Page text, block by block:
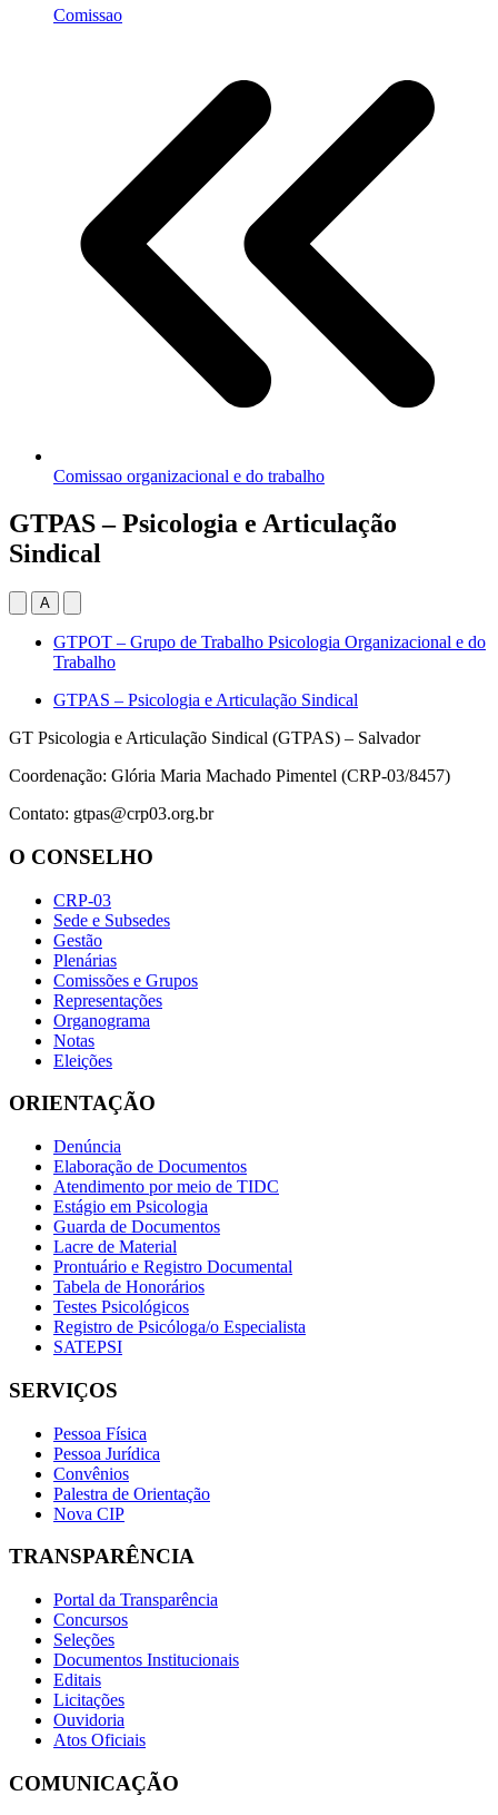
Comissao
Comissao organizacional e do trabalho
GTPAS – Psicologia e Articulação
Sindical
A
GTPOT – Grupo de Trabalho Psicologia Organizacional e do
Trabalho
GTPAS – Psicologia e Articulação Sindical
GT Psicologia e Articulação Sindical (GTPAS) – Salvador
Coordenação: Glória Maria Machado Pimentel (CRP-03/8457)
Contato: gtpas@crp03.org.br
O CONSELHO
CRP-03
Sede e Subsedes
Gestão
Plenárias
Comissões e Grupos
Representações
Organograma
Notas
Eleições
ORIENTAÇÃO
Denúncia
Elaboração de Documentos
Atendimento por meio de TIDC
Estágio em Psicologia
Guarda de Documentos
Lacre de Material
Prontuário e Registro Documental
Tabela de Honorários
Testes Psicológicos
Registro de Psicóloga/o Especialista
SATEPSI
SERVIÇOS
Pessoa Física
Pessoa Jurídica
Convênios
Palestra de Orientação
Nova CIP
TRANSPARÊNCIA
Portal da Transparência
Concursos
Seleções
Documentos Institucionais
Editais
Licitações
Ouvidoria
Atos Oficiais
COMUNICAÇÃO